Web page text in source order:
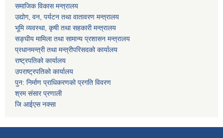
समाजिक विकास मन्त्रालय
उद्योग, वन, पर्यटन तथा वातावरण मन्त्रालय
भूमि व्यवस्था, कृषी तथा सहकारी मन्त्रालय
सङ्घीय मामिला तथा सामान्य प्रशासन मन्त्रालय
प्रधानमन्त्री तथा मन्त्रीपरिसदको कार्यालय
राष्ट्रपतिको कार्यालय
उपराष्ट्रपतिको कार्यालय
पुन: निर्माण प्राधिकरणको प्रगति विवरण
श्रम संसार प्रणाली
जि आईएस नक्सा